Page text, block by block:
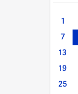
1
7
13
19
25